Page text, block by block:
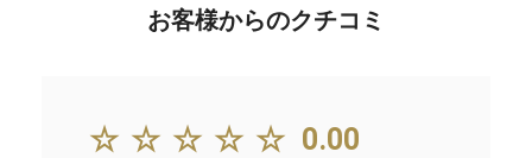
お客様からのクチコミ
☆☆☆☆☆ 0.00